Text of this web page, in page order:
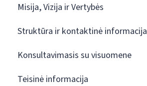
Misija, Vizija ir Vertybės
Struktūra ir kontaktinė informacija
Konsultavimasis su visuomene
Teisinė informacija